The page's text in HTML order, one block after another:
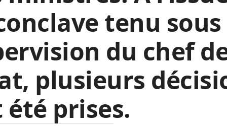
tenu
du chef
plusieurs
prises.